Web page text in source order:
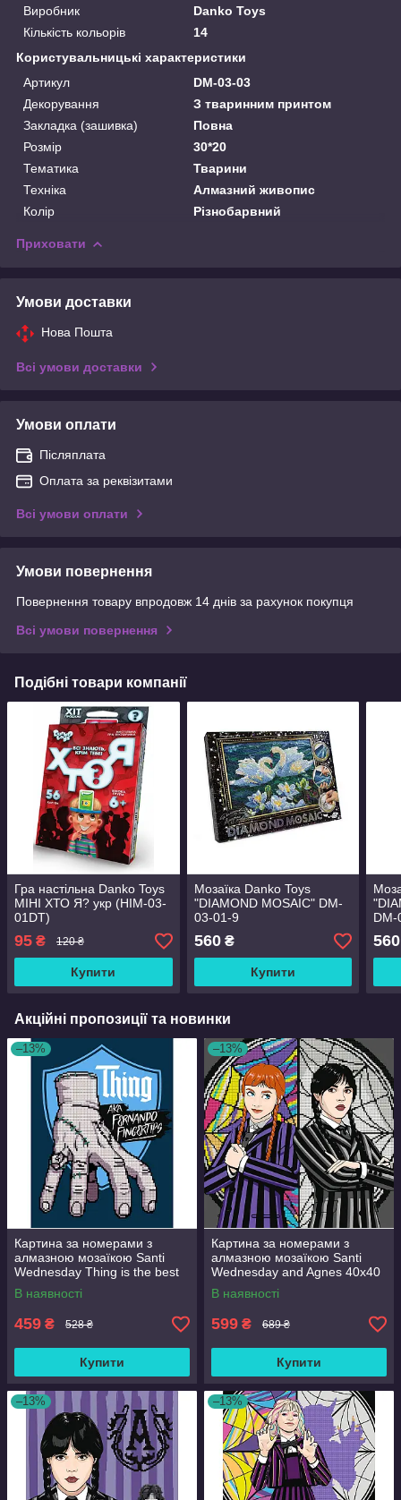
Виробник
Danko Toys
Кількість кольорів
14
Користувальницькі характеристики
Артикул
DM-03-03
Декорування
З тваринним принтом
Закладка (зашивка)
Повна
Розмір
30*20
Тематика
Тварини
Техніка
Алмазний живопис
Колір
Різнобарвний
Приховати
Умови доставки
Нова Пошта
Всі умови доставки
Умови оплати
Післяплата
Оплата за реквізитами
Всі умови оплати
Умови повернення
Повернення товару впродовж 14 днів за рахунок покупця
Всі умови повернення
Подібні товари компанії
Гра настільна Danko Toys
МІНІ ХТО Я? укр (HIM-03-
01DT)
95 ₴ 120 ₴
Купити
Мозаїка Danko Toys
"DIAMOND MOSAIC" DM-
03-01-9
560₴
Купити
DM-
560
Акційні пропозиції та новинки
–13%
Картина за номерами з
алмазною мозаїкою Santi
Wednesday Thing is the best
friend 30x40 см Різнобарвний
(954980)
В наявності
459 ₴ 528 ₴
Купити
–13%
Картина за номерами з
алмазною мозаїкою Santi
Wednesday and Agnes 40x40
см Різнобарвний (954947)
В наявності
599 ₴ 689 ₴
Купити
–13% –13%